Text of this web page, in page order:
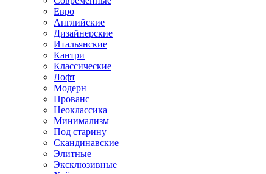
Евро
Английские
Дизайнерские
Итальянские
Кантри
Классические
Лофт
Модерн
Прованс
Неоклассика
Минимализм
Под старину
Скандинавские
Элитные
Эксклюзивные